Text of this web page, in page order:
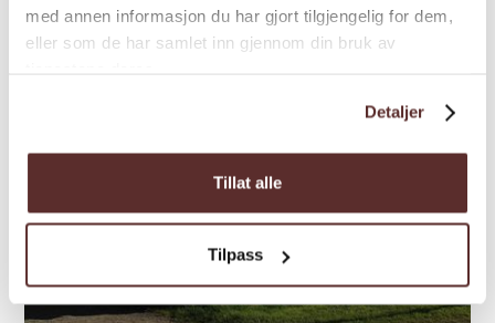
med annen informasjon du har gjort tilgjengelig for dem,
eller som de har samlet inn gjennom din bruk av
Detaljer
Tillat alle
Tilpass